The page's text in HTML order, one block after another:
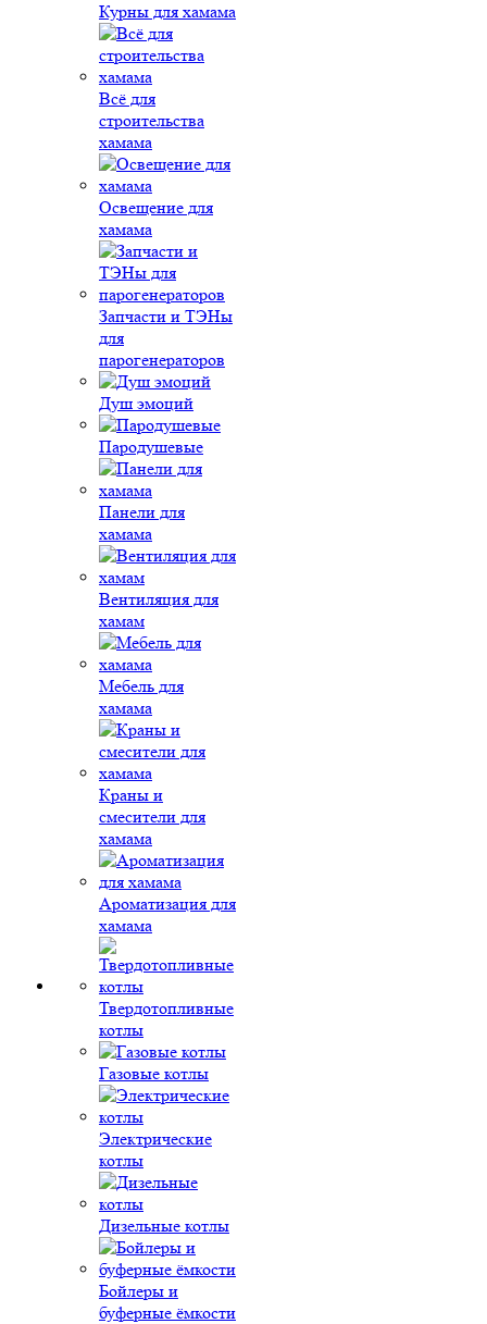
Курны для хамама
Всё для
строительства
хамама
Освещение для
хамама
Запчасти и ТЭНы
для
парогенераторов
Душ эмоций
Пародушевые
Панели для
хамама
Вентиляция для
хамам
Мебель для
хамама
Краны и
смесители для
хамама
Ароматизация для
хамама
Твердотопливные
котлы
Газовые котлы
Электрические
котлы
Дизельные котлы
Бойлеры и
буферные ёмкости